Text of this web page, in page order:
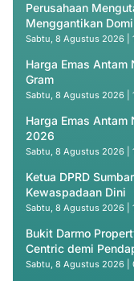
Perusahaan
Menggantikan
Sabtu, 8 Agustus 2026 |
Harga Emas
Gram
Sabtu, 8 Agustus 2026 |
Harga Emas
2026
Sabtu, 8 Agustus 2026 |
Ketua DPRD
Kewaspadaan Dini
Sabtu, 8 Agustus 2026 |
Bukit Darmo
Centric demi
Sabtu, 8 Agustus 2026 |